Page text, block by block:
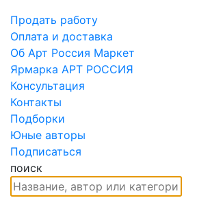
Продать работу
Оплата и доставка
Об Арт Россия Маркет
Ярмарка АРТ РОССИЯ
Консультация
Контакты
Подборки
Юные авторы
Подписаться
поиск